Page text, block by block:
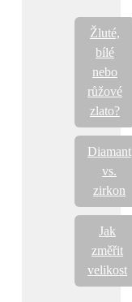
Žluté,
bílé
nebo
růžové
zlato?
Diamant
vs.
zirkon
Jak
změřit
velikost